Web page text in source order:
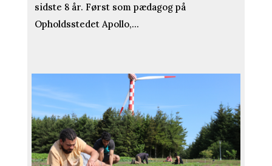
sidste 8 år. Først som pædagog på
Opholdsstedet Apollo,...